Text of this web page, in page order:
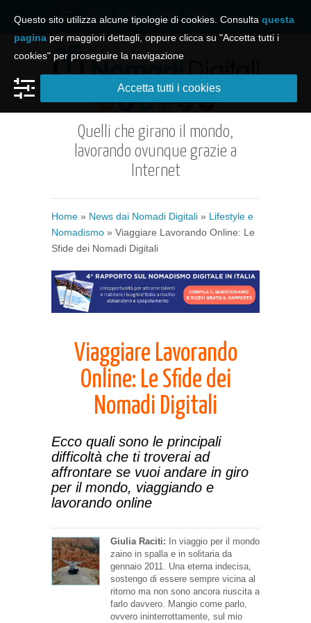
Apri il menu e naviga il sito
Quelli che girano il mondo,
lavorando ovunque grazie a
Internet
Home » News dai Nomadi Digitali » Lifestyle e
Nomadismo » Viaggiare Lavorando Online: Le
Sfide dei Nomadi Digitali
Viaggiare Lavorando
Online: Le Sfide dei
Nomadi Digitali
Ecco quali sono le principali
difficoltà che ti troverai ad
affrontare se vuoi andare in giro
per il mondo, viaggiando e
lavorando online
Giulia Raciti: In viaggio per il mondo
zaino in spalla e in solitaria da
gennaio 2011. Una eterna indecisa,
sostengo di essere sempre vicina al
ritorno ma non sono ancora riuscita a
farlo davvero. Mangio come parlo,
ovvero ininterrottamente, sul mio
Questo sito utilizza alcune tipologie di cookies. Consulta questa
pagina per maggiori dettagli, oppure clicca su "Accetta tutti i
cookies" per proseguire la navigazione
Accetta tutti i cookies